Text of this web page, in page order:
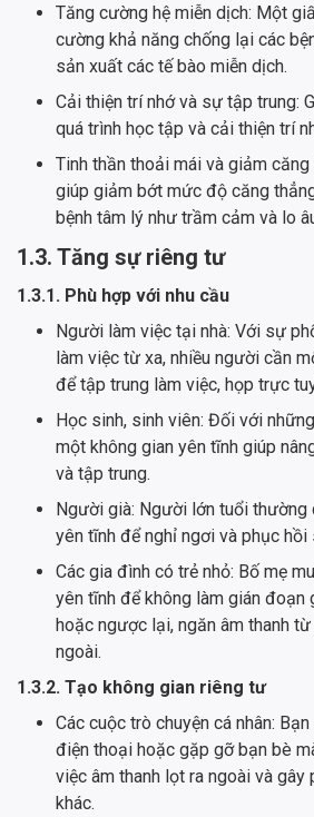
Tăng cường hệ miễn dịch: Một
cường khả năng chống lại các
sản xuất các tế bào miễn dịch.
Cải thiện trí nhớ và sự tập trung:
quá trình học tập và cải thiện trí
Tinh thần thoải mái và giảm
giúp giảm bớt mức độ căng
bệnh tâm lý như trầm cảm và lo
1.3. Tăng sự riêng tư
1.3.1. Phù hợp với nhu cầu
Người làm việc tại nhà: Với sự
làm việc từ xa, nhiều người cần
để tập trung làm việc, họp trực
Học sinh, sinh viên: Đối với
một không gian yên tĩnh giúp
và tập trung.
Người già: Người lớn tuổi
yên tĩnh để nghỉ ngơi và phục hồi
Các gia đình có trẻ nhỏ: Bố mẹ
yên tĩnh để không làm gián đoạn
hoặc ngược lại, ngăn âm thanh
ngoài.
1.3.2. Tạo không gian riêng tư
Các cuộc trò chuyện cá nhân:
điện thoại hoặc gặp gỡ bạn bè
việc âm thanh lọt ra ngoài và gây
khác.